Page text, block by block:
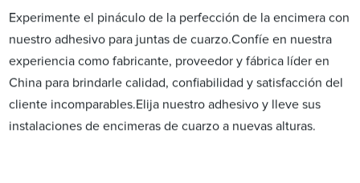
Experimente el pináculo de la perfección de la encimera con
nuestro adhesivo para juntas de cuarzo.Confíe en nuestra
experiencia como fabricante, proveedor y fábrica líder en
China para brindarle calidad, confiabilidad y satisfacción del
cliente incomparables.Elija nuestro adhesivo y lleve sus
instalaciones de encimeras de cuarzo a nuevas alturas.